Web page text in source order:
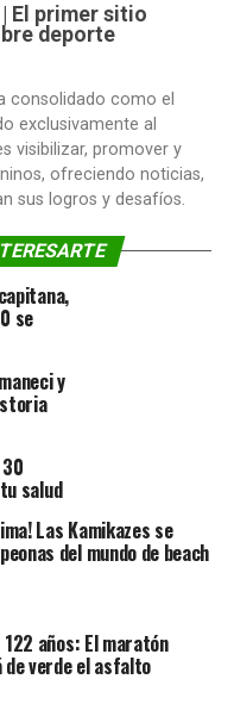
El primer sitio
deporte
consolidado como el
exclusivamente al
visibilizar, promover y
ofreciendo noticias,
sus logros y desafíos.
se
y
salud
Las Kamikazes se
del mundo de beach
años: El maratón
verde el asfalto